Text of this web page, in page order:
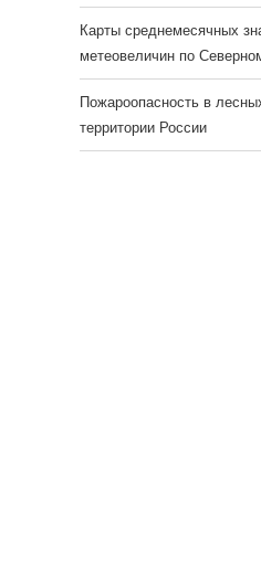
Карты среднемесячных
метеовеличин по
Пожароопасность в
территории России